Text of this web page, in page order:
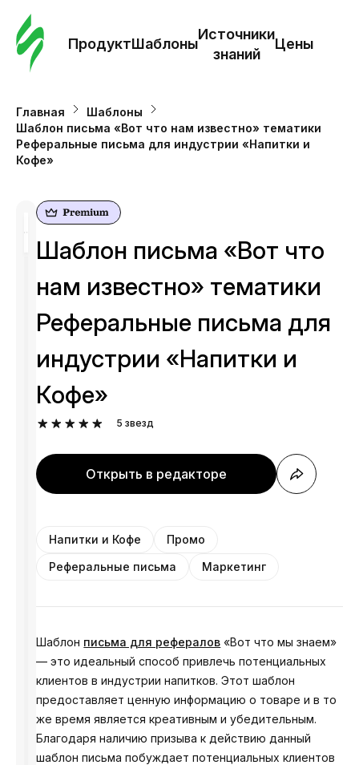
ПродуктШаблоны
Источники
знаний
Цены
Главная
Шаблоны
Шаблон письма «Вот что нам известно» тематики
Реферальные письма для индустрии «Напитки и
Кофе»
Шаблон письма «Вот что
нам известно» тематики
Реферальные письма для
индустрии «Напитки и
Кофе»
5 звезд
Открыть в редакторе
Напитки и Кофе
Промо
Реферальные письма
Маркетинг
Шаблон письма для рефералов «Вот что мы знаем»
— это идеальный способ привлечь потенциальных
клиентов в индустрии напитков. Этот шаблон
предоставляет ценную информацию о товаре и в то
же время является креативным и убедительным.
Благодаря наличию призыва к действию данный
шаблон письма побуждает потенциальных клиентов